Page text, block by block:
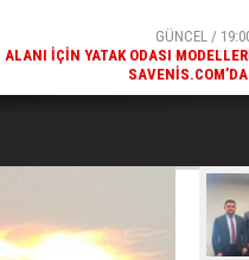
GÜNCEL /
POTANSIYELI BAKÜ'DE